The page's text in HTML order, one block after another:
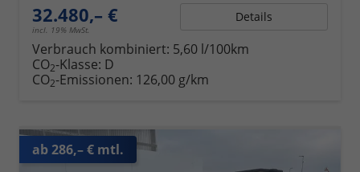
32.480,– €
incl. 19% MwSt.
Details
Verbrauch kombiniert: 5,60 l/100km
CO2-Klasse: D
CO2-Emissionen: 126,00 g/km
ab 286,– € mtl.